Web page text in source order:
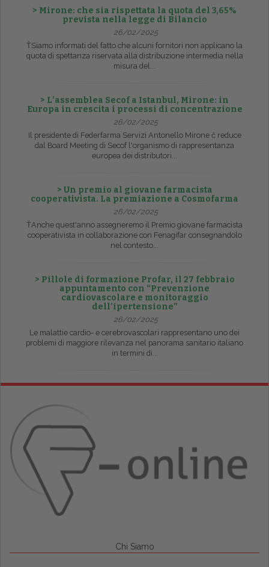
> Mirone: che sia rispettata la quota del 3,65%
prevista nella legge di Bilancio
26/02/2025
ŤSiamo informati del fatto che alcuni fornitori non applicano la
quota di spettanza riservata alla distribuzione intermedia nella
misura del...
> L’assemblea Secof a Istanbul, Mirone: in
Europa in crescita i processi di concentrazione
26/02/2025
Il presidente di Federfarma Servizi Antonello Mirone č reduce
dal Board Meeting di Secof l'organismo di rappresentanza
europea dei distributori...
> Un premio al giovane farmacista
cooperativista. La premiazione a Cosmofarma
26/02/2025
ŤAnche quest'anno assegneremo il Premio giovane farmacista
cooperativista in collaborazione con Fenagifar consegnandolo
nel contesto...
> Pillole di formazione Profar, il 27 febbraio
appuntamento con “Prevenzione
cardiovascolare e monitoraggio
dell’ipertensione”
26/02/2025
Le malattie cardio- e cerebrovascolari rappresentano uno dei
problemi di maggiore rilevanza nel panorama sanitario italiano
in termini di...
Chi Siamo